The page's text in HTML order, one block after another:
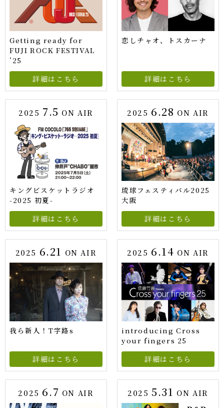
Getting ready for
FUJI ROCK FESTIVAL
’25
詳細はこちら
恋しチャオ、トスカーナ
詳細はこちら
2025 7.5 ON AIR
キングビスケットラジオ
-2025 初夏-
詳細はこちら
2025 6.28 ON AIR
琉球フェスティバル2025
大阪
詳細はこちら
2025 6.21 ON AIR
我ら新人！T字路s
詳細はこちら
2025 6.14 ON AIR
introducing Cross
your fingers 25
詳細はこちら
2025 6.7 ON AIR 20255.31 ON AIR